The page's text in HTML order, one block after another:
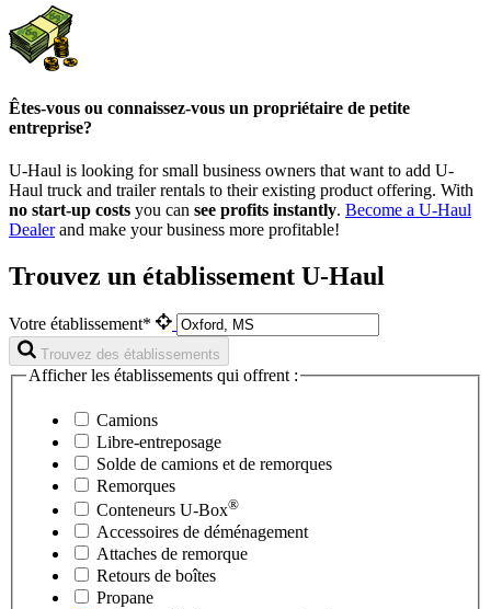
Êtes-vous ou connaissez-vous un propriétaire de petite
entreprise?
U-Haul is looking for small business owners that want to add U-
Haul truck and trailer rentals to their existing product offering. With
no start-up costs you can see profits instantly. Become a U-Haul
Dealerand make your business more profitable!
Trouvez un établissement U-Haul
Votre établissement*
Trouvez des établissements
Afficher les établissements qui offrent :
Camions
Libre-entreposage
Solde de camions et de remorques
Remorques
Conteneurs U-Box®
Accessoires de déménagement
Attaches de remorque
Retours de boîtes
Propane